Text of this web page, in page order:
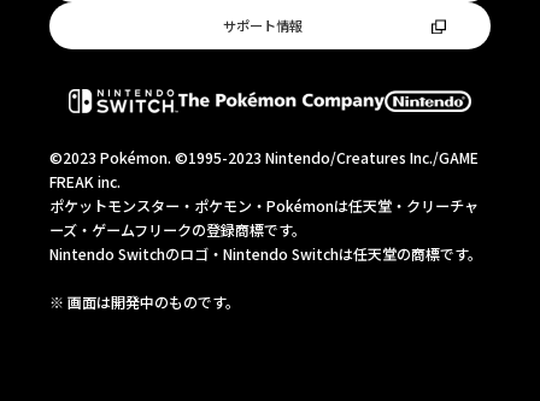
サポート情報
©2023 Pokémon. ©1995-2023 Nintendo/Creatures Inc./GAME
FREAK inc.
ポケットモンスター・ポケモン・Pokémonは任天堂・クリーチャ
ーズ・ゲームフリークの登録商標です。
Nintendo Switchのロゴ・Nintendo Switchは任天堂の商標です。
※ 画⾯は開発中のものです。